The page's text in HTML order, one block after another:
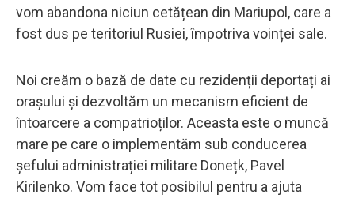
vom abandona niciun cetățean din Mariupol, care a
fost dus pe teritoriul Rusiei, împotriva voinței sale.
Noi creăm o bază de date cu rezidenții deportați ai
orașului și dezvoltăm un mecanism eficient de
întoarcere a compatrioților. Aceasta este o muncă
mare pe care o implementăm sub conducerea
șefului administrației militare Donețk, Pavel
Kirilenko. Vom face tot posibilul pentru a ajuta